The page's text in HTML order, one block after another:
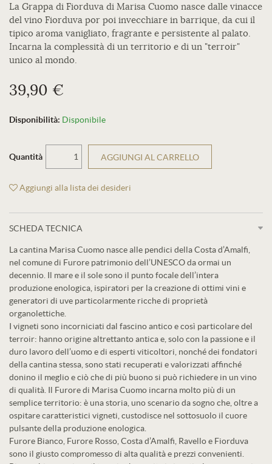
La Grappa di Fiorduva di Marisa Cuomo nasce dalle vinacce
del vino Fiorduva por poi invecchiare in barrique, da cui il
tipico aroma vanigliato, fragrante e persistente al palato.
Incarna la complessità di un territorio e di un "terroir"
unico al mondo.
39,90 €
Disponibilità: Disponibile
Quantità AGGIUNGI AL CARRELLO
Aggiungi alla lista dei desideri
SCHEDA TECNICA
La cantina Marisa Cuomo nasce alle pendici della Costa d’Amalfi,
nel comune di Furore patrimonio dell’UNESCO da ormai un
decennio. Il mare e il sole sono il punto focale dell’intera
produzione enologica, ispiratori per la creazione di ottimi vini e
generatori di uve particolarmente ricche di proprietà
organolettiche.
I vigneti sono incorniciati dal fascino antico e così particolare del
terroir: hanno origine altrettanto antica e, solo con la passione e il
duro lavoro dell’uomo e di esperti viticoltori, nonché dei fondatori
della cantina stessa, sono stati recuperati e valorizzati affinché
donino il meglio e ciò che di più buono si può richiedere in un vino
di qualità. Il Furore di Marisa Cuomo incarna molto più di un
semplice territorio: è una storia, uno scenario da sogno che, oltre a
ospitare caratteristici vigneti, custodisce nel sottosuolo il cuore
pulsante della produzione enologica.
Furore Bianco, Furore Rosso, Costa d’Amalfi, Ravello e Fiorduva
sono il giusto compromesso di alta qualità e prezzi convenienti.